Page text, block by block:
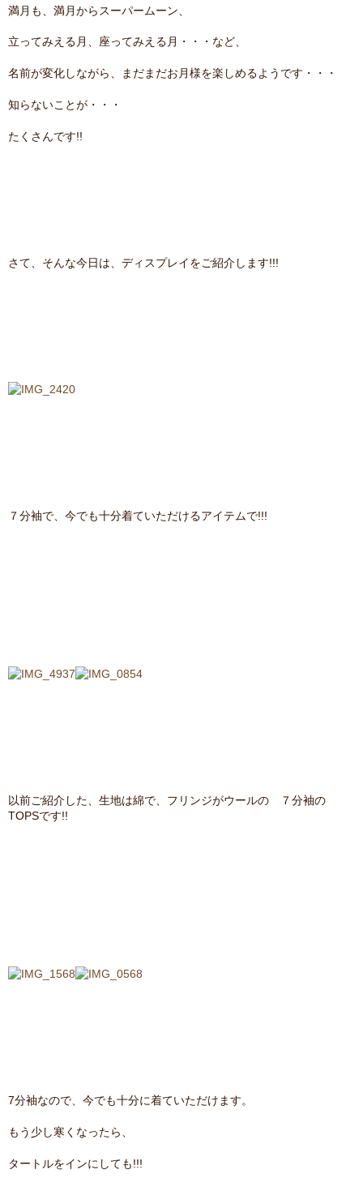
満月も、満月からスーパームーン、
立ってみえる月、座ってみえる月・・・など、
名前が変化しながら、まだまだお月様を楽しめるようです・・・
知らないことが・・・
たくさんです!!
さて、そんな今日は、ディスプレイをご紹介します!!!
７分袖で、今でも十分着ていただけるアイテムで!!!
以前ご紹介した、生地は綿で、フリンジがウールの ７分袖の
TOPSです!!
7分袖なので、今でも十分に着ていただけます。
もう少し寒くなったら、
タートルをインにしても!!!